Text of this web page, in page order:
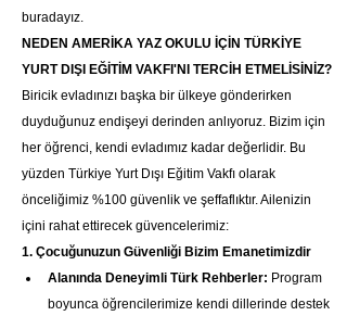
buradayız.
NEDEN AMERİKA YAZ OKULU İÇİN TÜRKİYE
YURT DIŞI EĞİTİM VAKFI'NI TERCİH ETMELİSİNİZ?
Biricik evladınızı başka bir ülkeye gönderirken
duyduğunuz endişeyi derinden anlıyoruz. Bizim için
her öğrenci, kendi evladımız kadar değerlidir. Bu
yüzden Türkiye Yurt Dışı Eğitim Vakfı olarak
önceliğimiz %100 güvenlik ve şeffaflıktır. Ailenizin
içini rahat ettirecek güvencelerimiz:
1. Çocuğunuzun Güvenliği Bizim Emanetimizdir
Alanında Deneyimli Türk Rehberler: Program
boyunca öğrencilerimize kendi dillerinde destek